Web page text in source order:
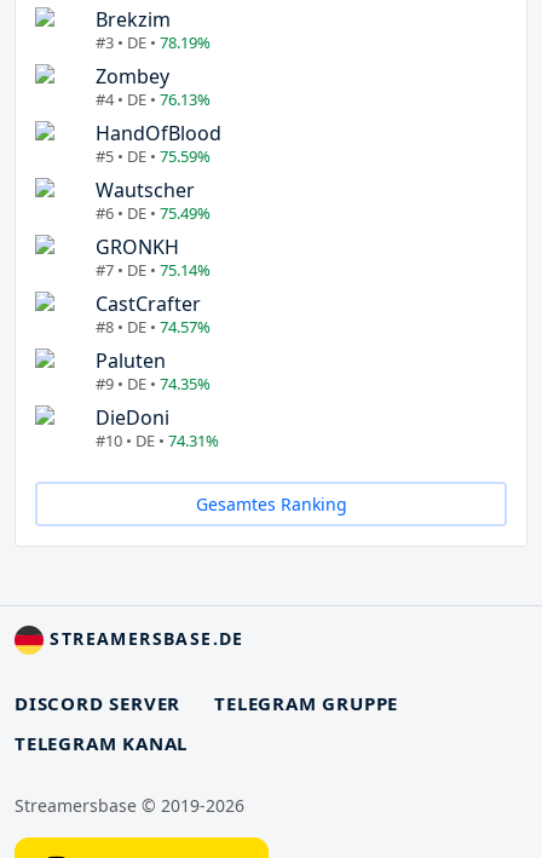
Brekzim
#3 • DE • 78.19%
Zombey
#4 • DE • 76.13%
HandOfBlood
#5 • DE • 75.59%
Wautscher
#6 • DE • 75.49%
GRONKH
#7 • DE • 75.14%
CastCrafter
#8 • DE • 74.57%
Paluten
#9 • DE • 74.35%
DieDoni
#10 • DE • 74.31%
Gesamtes Ranking
STREAMERSBASE.DE
DISCORD SERVER
TELEGRAM GRUPPE
TELEGRAM KANAL
Streamersbase © 2019-2026